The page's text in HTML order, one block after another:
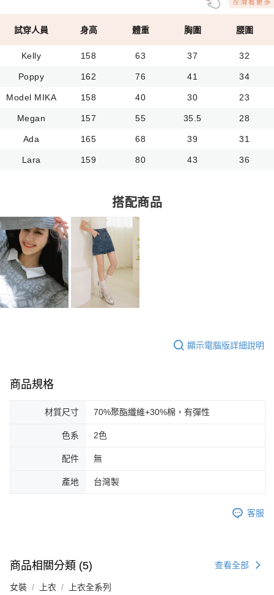
試穿人員 身高 體重 胸圍 腰圍
Kelly 158 63 37 32
Poppy 162 76 41 34
Model MIKA 158 40 30 23
Megan 157 55 35.5 28
Ada 165 68 39 31
Lara 159 80 43 36
搭配商品
顯示電腦版詳細說明
商品規格
材質尺寸 70%聚酯纖維+30%棉，有彈性
色系 2色
配件 無
產地 台灣製
客服
商品相關分類 (5) 查看全部
女裝 上衣 上衣全系列